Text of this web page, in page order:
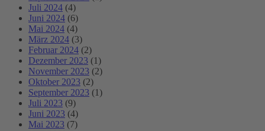
Juli 2024 (4)
Juni 2024 (6)
Mai 2024 (4)
März 2024 (3)
Februar 2024 (2)
Dezember 2023 (1)
November 2023 (2)
Oktober 2023 (2)
September 2023 (1)
Juli 2023 (9)
Juni 2023 (4)
Mai 2023 (7)